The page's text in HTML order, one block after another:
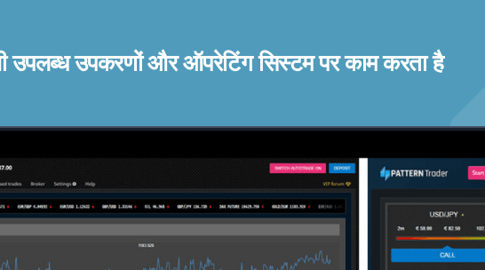
उपलब्ध उपकरणों और ऑपरेटिंग सिस्टम पर काम करता है